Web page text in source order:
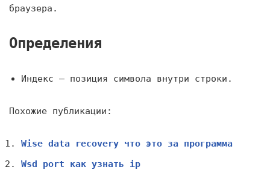
браузера.
Определения
Индекс — позиция символа внутри строки.
Похожие публикации:
Wise data recovery что это за программа
Wsd port как узнать ip